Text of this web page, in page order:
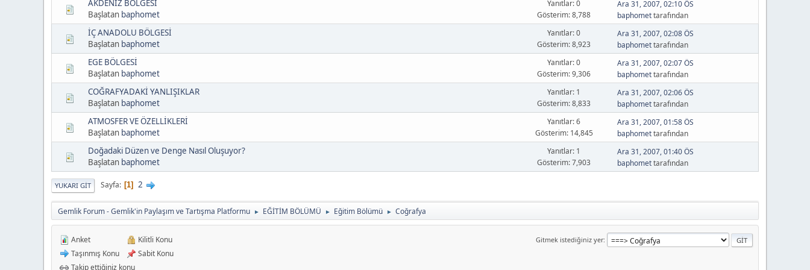
AKDENİZ BÖLGESİ
Başlatan baphomet
Yanıtlar: 0
Gösterim: 8,788
Ara 31, 2007, 02:10 ÖS
baphomettarafından
İÇ ANADOLU BÖLGESİ
Başlatan baphomet
Yanıtlar: 0
Gösterim: 8,923
Ara 31, 2007, 02:08 ÖS
baphomettarafından
EGE BÖLGESİ
Başlatan baphomet
Yanıtlar: 0
Gösterim: 9,306
Ara 31, 2007, 02:07 ÖS
baphomettarafından
COĞRAFYADAKİ YANLIŞIKLAR
Başlatan baphomet
Yanıtlar: 1
Gösterim: 8,833
Ara 31, 2007, 02:06 ÖS
baphomettarafından
ATMOSFER VE ÖZELLİKLERİ
Başlatan baphomet
Yanıtlar: 6
Gösterim: 14,845
Ara 31, 2007, 01:58 ÖS
baphomettarafından
Doğadaki Düzen ve Denge Nasıl Oluşuyor?
Başlatan baphomet
Yanıtlar: 1
Gösterim: 7,903
Ara 31, 2007, 01:40 ÖS
baphomettarafından
YUKARI GIT Sayfa 1 2
Gemlik Forum - Gemlik'in Paylaşım ve Tartışma Platformu ► EĞİTİM BÖLÜMÜ ► Eğitim Bölümü ► Coğrafya
Gitmek istediğiniz yer
Anket
Taşınmış Konu
Kilitli Konu
Sabit Konu
Takip ettiğiniz konu